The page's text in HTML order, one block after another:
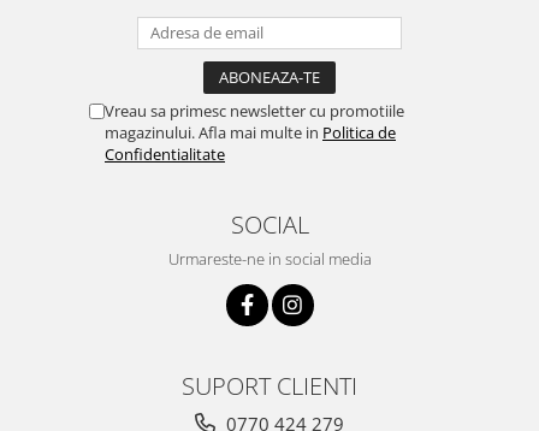
Vreau sa primesc newsletter cu promotiile
magazinului. Afla mai multe in Politica de
Confidentialitate
SOCIAL
Urmareste-ne in social media
SUPORT CLIENTI
0770 424 279